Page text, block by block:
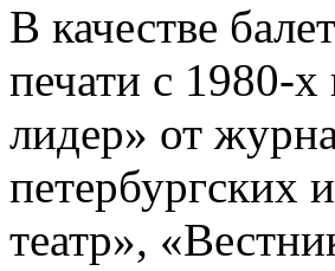
В качестве
печати с 1980-
лидер» от
петербургских
театр»,